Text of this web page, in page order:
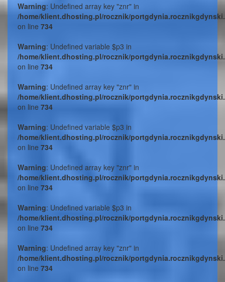
Warning: Undefined array key "znr" in
/home/klient.dhosting.pl/rocznik/
on line 734
Warning: Undefined variable $p3 in
/home/klient.dhosting.pl/rocznik/
on line 734
Warning: Undefined array key "znr" in
/home/klient.dhosting.pl/rocznik/
on line 734
Warning: Undefined variable $p3 in
/home/klient.dhosting.pl/rocznik/
on line 734
Warning: Undefined array key "znr" in
/home/klient.dhosting.pl/rocznik/
on line 734
Warning: Undefined variable $p3 in
/home/klient.dhosting.pl/rocznik/
on line 734
Warning: Undefined array key "znr" in
/home/klient.dhosting.pl/rocznik/
on line 734